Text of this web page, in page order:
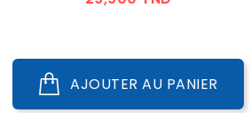
AJOUTER AU PANIER